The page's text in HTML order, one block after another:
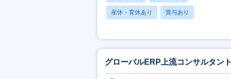
産休・育休あり 賞与あり
グローバルERP上流コンサルタント